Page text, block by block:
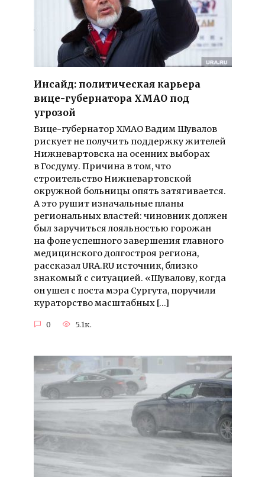
Инсайд: политическая карьера
вице-губернатора ХМАО под
угрозой
Вице-губернатор ХМАО Вадим Шувалов
рискует не получить поддержку жителей
Нижневартовска на осенних выборах
в Госдуму. Причина в том, что
строительство Нижневартовской
окружной больницы опять затягивается.
А это рушит изначальные планы
региональных властей: чиновник должен
был заручиться лояльностью горожан
на фоне успешного завершения главного
медицинского долгостроя региона,
рассказал URA.RU источник, близко
знакомый с ситуацией. «Шувалову, когда
он ушел с поста мэра Сургута, поручили
кураторство масштабных […]
0 5.1к.